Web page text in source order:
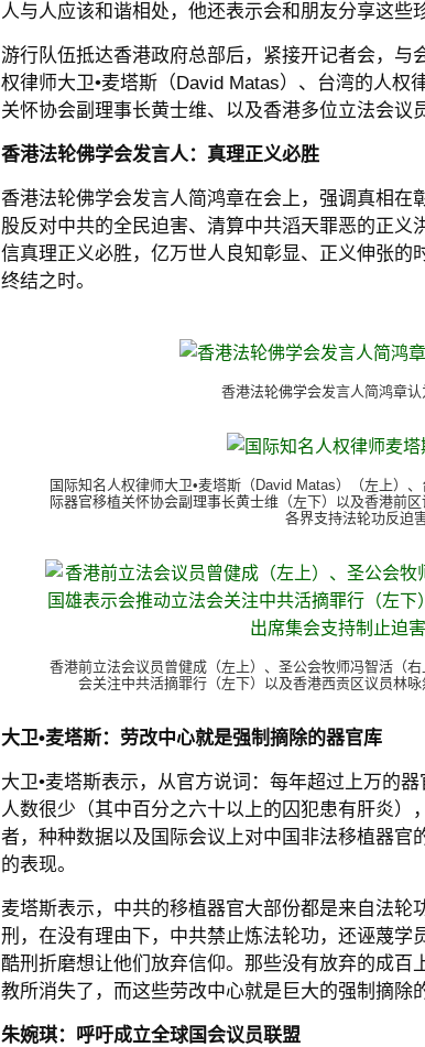
人与人应该和谐相处，他还表示会和朋友分享这些
游行队伍抵达香港政府总部后，紧接开记者会，与
权律师大卫•麦塔斯（David Matas）、台湾的人权
关怀协会副理事长黄士维、以及香港多位立法会议
香港法轮佛学会发言人：真理正义必胜
香港法轮佛学会发言人简鸿章在会上，强调真相在
股反对中共的全民迫害、清算中共滔天罪恶的正义
信真理正义必胜，亿万世人良知彰显、正义伸张的
终结之时。
香港法轮佛学会发言人简鸿章认
国际知名人权律师大卫•麦塔斯（David Matas）（左上）
际器官移植关怀协会副理事长黄士维（左下）以及香港前
各界支持法轮功反迫害
香港前立法会议员曾健成（左上）、圣公会牧师冯智活（
会关注中共活摘罪行（左下）以及香港西贡区议员林咏
大卫•麦塔斯：劳改中心就是强制摘除的器官库
大卫•麦塔斯表示，从官方说词：每年超过上万的
人数很少（其中百分之六十以上的囚犯患有肝炎）
者，种种数据以及国际会议上对中国非法移植器官
的表现。
麦塔斯表示，中共的移植器官大部份都是来自法轮
刑，在没有理由下，中共禁止炼法轮功，还诬蔑学
酷刑折磨想让他们放弃信仰。那些没有放弃的成百
教所消失了，而这些劳改中心就是巨大的强制摘除
朱婉琪：呼吁成立全球国会议员联盟